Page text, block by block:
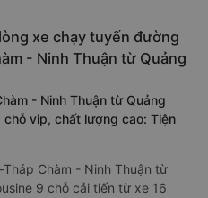
xe chạy tuyến đường
- Ninh Thuận từ Quảng
- Ninh Thuận từ Quảng
chỗ vip, chất lượng cao: Tiện
Chàm - Ninh Thuận từ
9 chỗ cải tiến từ xe 16